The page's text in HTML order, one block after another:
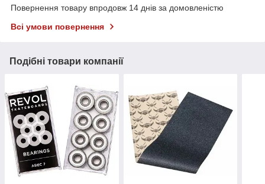
Повернення товару впродовж 14 днів за домовленістю
Всі умови повернення
Подібні товари компанії